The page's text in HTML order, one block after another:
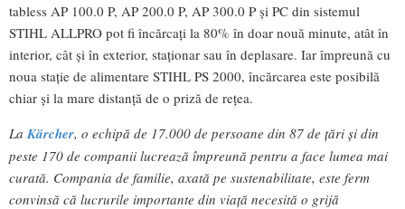
tabless AP 100.0 P, AP 200.0 P, AP 300.0 P și PC din sistemul
STIHL ALLPRO pot fi încărcaţi la 80% în doar nouă minute, atât în
interior, cât și în exterior, staționar sau în deplasare. Iar împreună cu
noua stație de alimentare STIHL PS 2000, încărcarea este posibilă
chiar și la mare distanță de o priză de rețea.
La Kärcher, o echipă de 17.000 de persoane din 87 de țări și din
peste 170 de companii lucrează împreună pentru a face lumea mai
curată. Compania de familie, axată pe sustenabilitate, este ferm
convinsă că lucrurile importante din viață necesită o grijă